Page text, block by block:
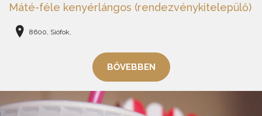
Máté-féle kenyérlángos (rendezvénykitelepülő)
8600, Siófok,
BŐVEBBEN